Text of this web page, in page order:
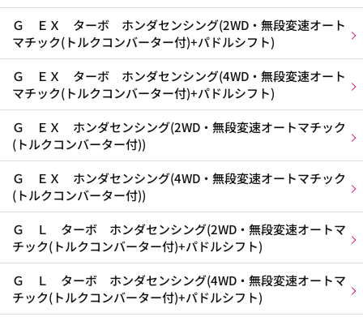
Ｇ ＥＸ ターボ ホンダセンシング(2WD・無段変速オート
マチック(トルクコンバーター付)+パドルシフト)
Ｇ ＥＸ ターボ ホンダセンシング(4WD・無段変速オート
マチック(トルクコンバーター付)+パドルシフト)
Ｇ ＥＸ ホンダセンシング(2WD・無段変速オートマチック
(トルクコンバーター付))
Ｇ ＥＸ ホンダセンシング(4WD・無段変速オートマチック
(トルクコンバーター付))
Ｇ Ｌ ターボ ホンダセンシング(2WD・無段変速オートマ
チック(トルクコンバーター付)+パドルシフト)
Ｇ Ｌ ターボ ホンダセンシング(4WD・無段変速オートマ
チック(トルクコンバーター付)+パドルシフト)